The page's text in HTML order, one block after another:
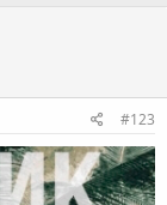
#123